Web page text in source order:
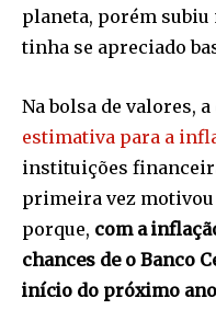
planeta, porém subiu
tinha se apreciado
Na bolsa de valores,
estimativa para a
instituições
primeira vez motivou
porque, com a
chances de o Banco
início do próximo